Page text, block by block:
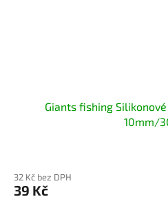
Giants fishing
10mm/
32 Kč bez DPH
39 Kč